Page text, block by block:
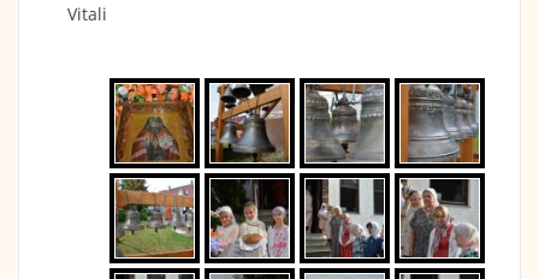
Vitali